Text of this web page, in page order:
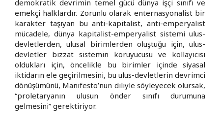
demokratik devrimin temel gücü dünya işçi sınıfı ve
emekçi halklardır. Zorunlu olarak enternasyonalist bir
karakter taşıyan bu anti-kapitalist, anti-emperyalist
mücadele, dünya kapitalist-emperyalist sistemi ulus-
devletlerden, ulusal birimlerden oluştuğu için, ulus-
devletler bizzat sistemin koruyucusu ve kollayıcısı
oldukları için, öncelikle bu birimler içinde siyasal
iktidarın ele geçirilmesini, bu ulus-devletlerin devrimci
dönüşümünü, Manifesto’nun diliyle söyleyecek olursak,
“proletaryanın ulusun önder sınıfı durumuna
gelmesini” gerektiriyor.